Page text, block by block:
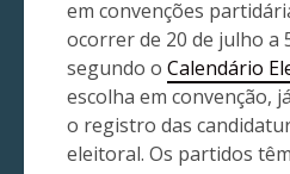
em convenções
ocorrer de 20 de julho a
segundo o Calendário
escolha em convenção,
o registro das
eleitoral. Os partidos